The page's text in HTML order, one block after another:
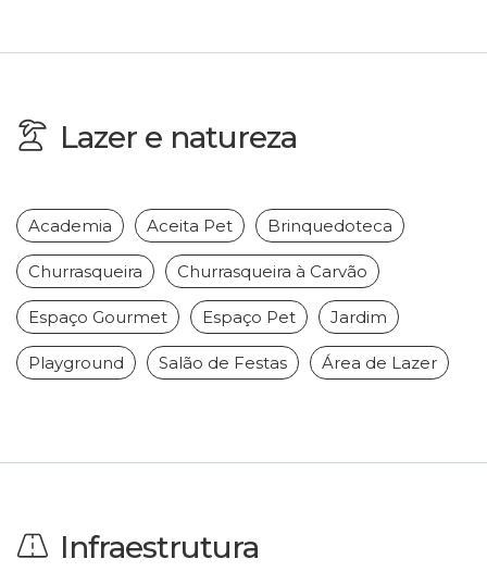
Lazer e natureza
Academia Aceita Pet Brinquedoteca
Churrasqueira Churrasqueira à Carvão
Espaço Gourmet Espaço Pet Jardim
Playground Salão de Festas Área de Lazer
Infraestrutura